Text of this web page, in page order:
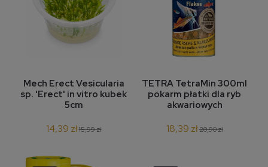
Mech Erect Vesicularia
sp. 'Erect' in vitro kubek
5cm
14,39 zł15,99 zł
TETRA TetraMin 300ml
pokarm płatki dla ryb
akwariowych
18,39 zł20,90 zł